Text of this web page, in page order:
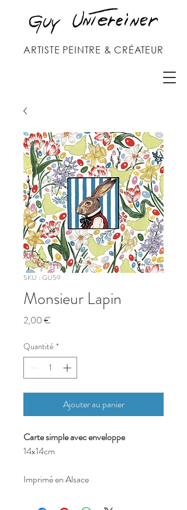
ARTISTE PEINTRE & CRÉATEUR
SKU : GU59
Monsieur Lapin
2,00 €
Quantité *
Ajouter au panier
Carte simple avec enveloppe
14x14cm
Imprimé en Alsace